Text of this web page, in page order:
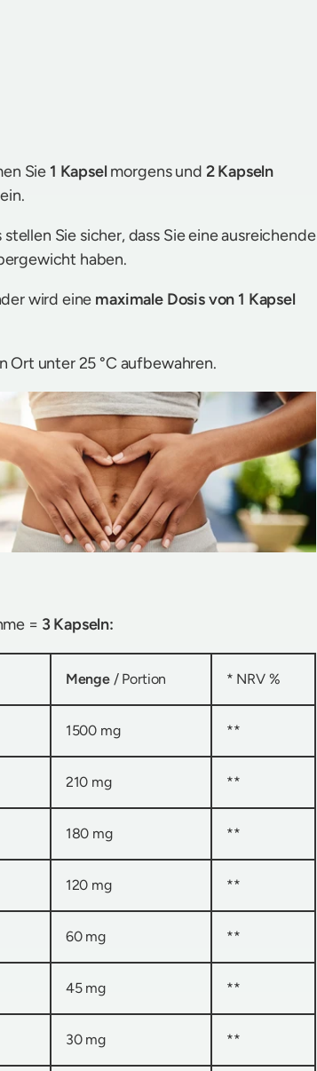
Sie 1 Kapselmorgens und 2 Kapseln
Sie sicher, dass Sie eine ausreichende
haben.
wird eine maximale Dosis von 1 Kapsel
unter 25 °C aufbewahren.
= 3 Kapseln:
Menge/ Portion * NRV %
1500 mg **
210 mg **
180 mg **
120 mg **
60 mg **
45 mg **
30 mg **